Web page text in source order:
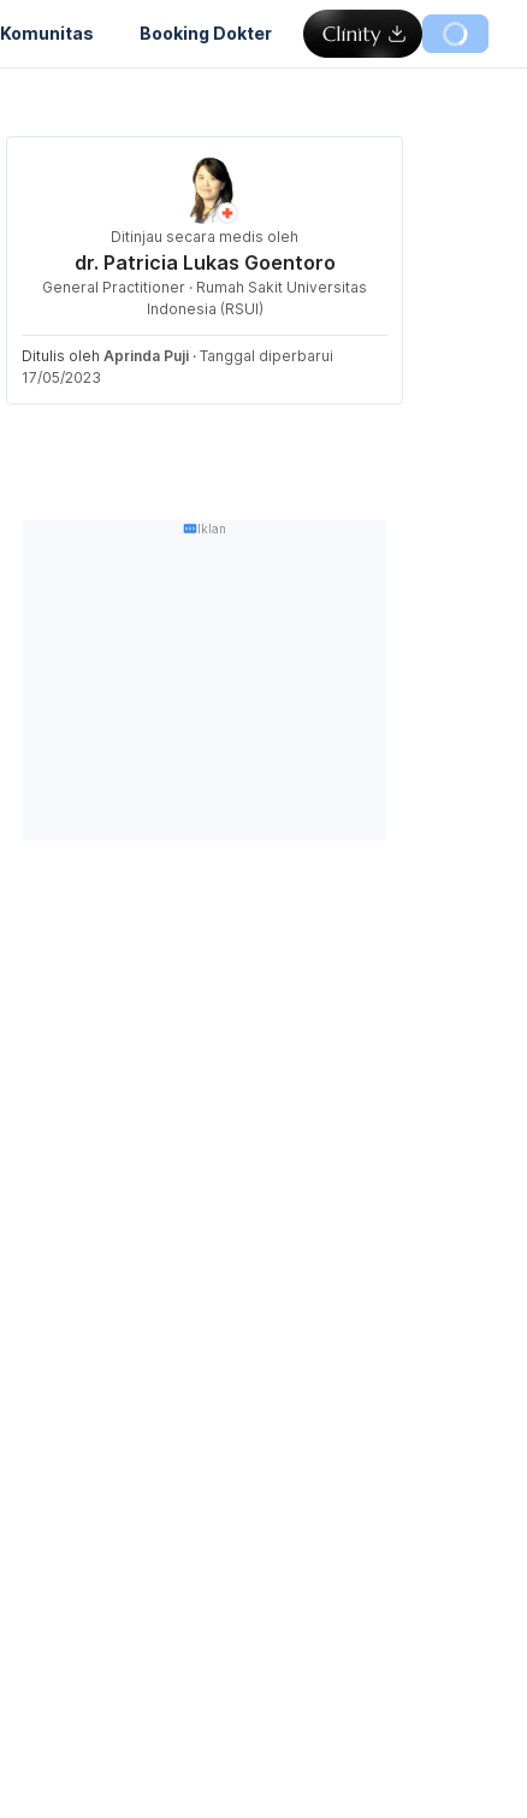
Komunitas Booking Dokter
Ditinjau secara medis oleh
dr. Patricia Lukas Goentoro
General Practitioner · Rumah Sakit Universitas
Indonesia (RSUI)
Ditulis oleh Aprinda Puji · Tanggal diperbarui
17/05/2023
Iklan